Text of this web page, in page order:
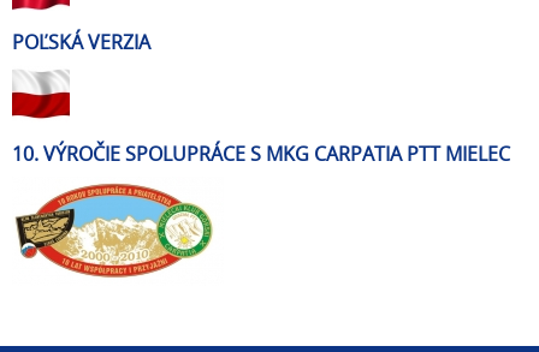
POĽSKÁ VERZIA
10. VÝROČIE SPOLUPRÁCE S MKG CARPATIA PTT MIELEC